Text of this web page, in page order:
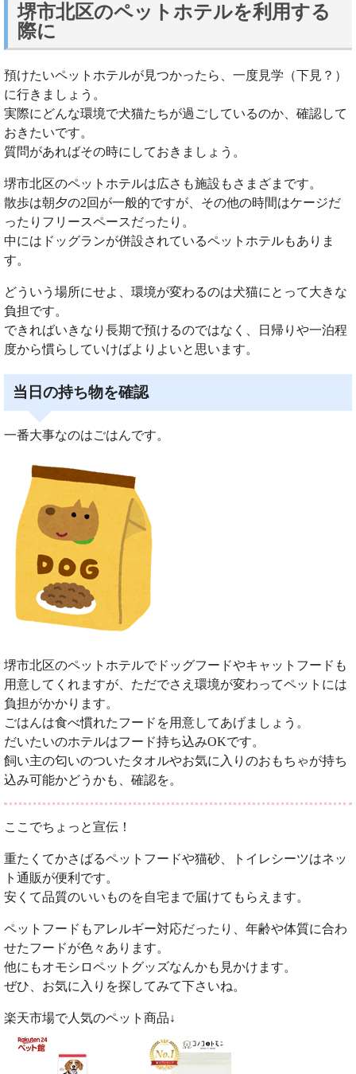
堺市北区のペットホテルを利用する
際に
預けたいペットホテルが見つかったら、一度見学（下見？）
に行きましょう。
実際にどんな環境で犬猫たちが過ごしているのか、確認して
おきたいです。
質問があればその時にしておきましょう。
堺市北区のペットホテルは広さも施設もさまざまです。
散歩は朝夕の2回が一般的ですが、その他の時間はケージだ
ったりフリースペースだったり。
中にはドッグランが併設されているペットホテルもありま
す。
どういう場所にせよ、環境が変わるのは犬猫にとって大きな
負担です。
できればいきなり長期で預けるのではなく、日帰りや一泊程
度から慣らしていけばよりよいと思います。
当日の持ち物を確認
一番大事なのはごはんです。
堺市北区のペットホテルでドッグフードやキャットフードも
用意してくれますが、ただでさえ環境が変わってペットには
負担がかかります。
ごはんは食べ慣れたフードを用意してあげましょう。
だいたいのホテルはフード持ち込みOKです。
飼い主の匂いのついたタオルやお気に入りのおもちゃが持ち
込み可能かどうかも、確認を。
ここでちょっと宣伝！
重たくてかさばるペットフードや猫砂、トイレシーツはネッ
ト通販が便利です。
安くて品質のいいものを自宅まで届けてもらえます。
ペットフードもアレルギー対応だったり、年齢や体質に合わ
せたフードが色々あります。
他にもオモシロペットグッズなんかも見かけます。
ぜひ、お気に入りを探してみて下さいね。
楽天市場で人気のペット商品↓